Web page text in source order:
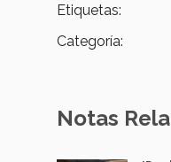
Etiquetas:
Categoría:
Notas